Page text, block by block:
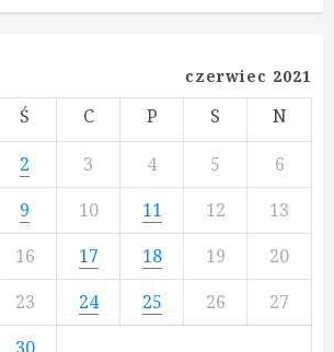
czerwiec 2021
Ś C P S
N
2 3 4 5
6
9 10 11 12
13
16 17 18 19
20
23 24 25 26
27